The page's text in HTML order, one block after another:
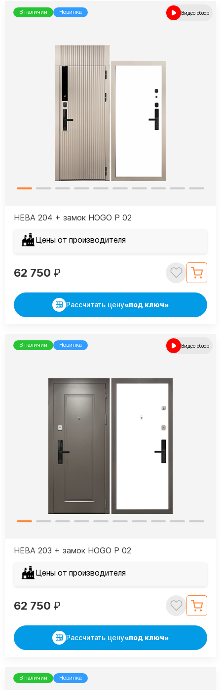
В наличии Новинка Видео обзор
НЕВА 204 + замок HOGO P 02
Цены от производителя
62 750 ₽
Рассчитать цену«под ключ»
В наличии Новинка Видео обзор
НЕВА 203 + замок HOGO P 02
Цены от производителя
62 750 ₽
Рассчитать цену«под ключ»
В наличии Новинка